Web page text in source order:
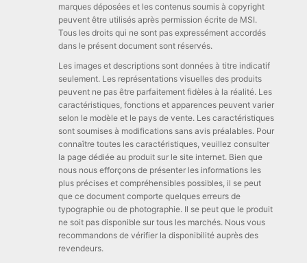
marques déposées et les contenus soumis à copyright
peuvent être utilisés après permission écrite de MSI.
Tous les droits qui ne sont pas expressément accordés
dans le présent document sont réservés.
Les images et descriptions sont données à titre indicatif
seulement. Les représentations visuelles des produits
peuvent ne pas être parfaitement fidèles à la réalité. Les
caractéristiques, fonctions et apparences peuvent varier
selon le modèle et le pays de vente. Les caractéristiques
sont soumises à modifications sans avis préalables. Pour
connaître toutes les caractéristiques, veuillez consulter
la page dédiée au produit sur le site internet. Bien que
nous nous efforçons de présenter les informations les
plus précises et compréhensibles possibles, il se peut
que ce document comporte quelques erreurs de
typographie ou de photographie. Il se peut que le produit
ne soit pas disponible sur tous les marchés. Nous vous
recommandons de vérifier la disponibilité auprès des
revendeurs.